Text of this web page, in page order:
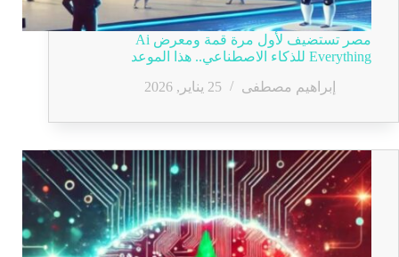
مصر تستضيف لأول مرة قمة ومعرض Ai
Everything للذكاء الاصطناعي.. هذا الموعد
إبراهيم مصطفى
25 يناير, 2026